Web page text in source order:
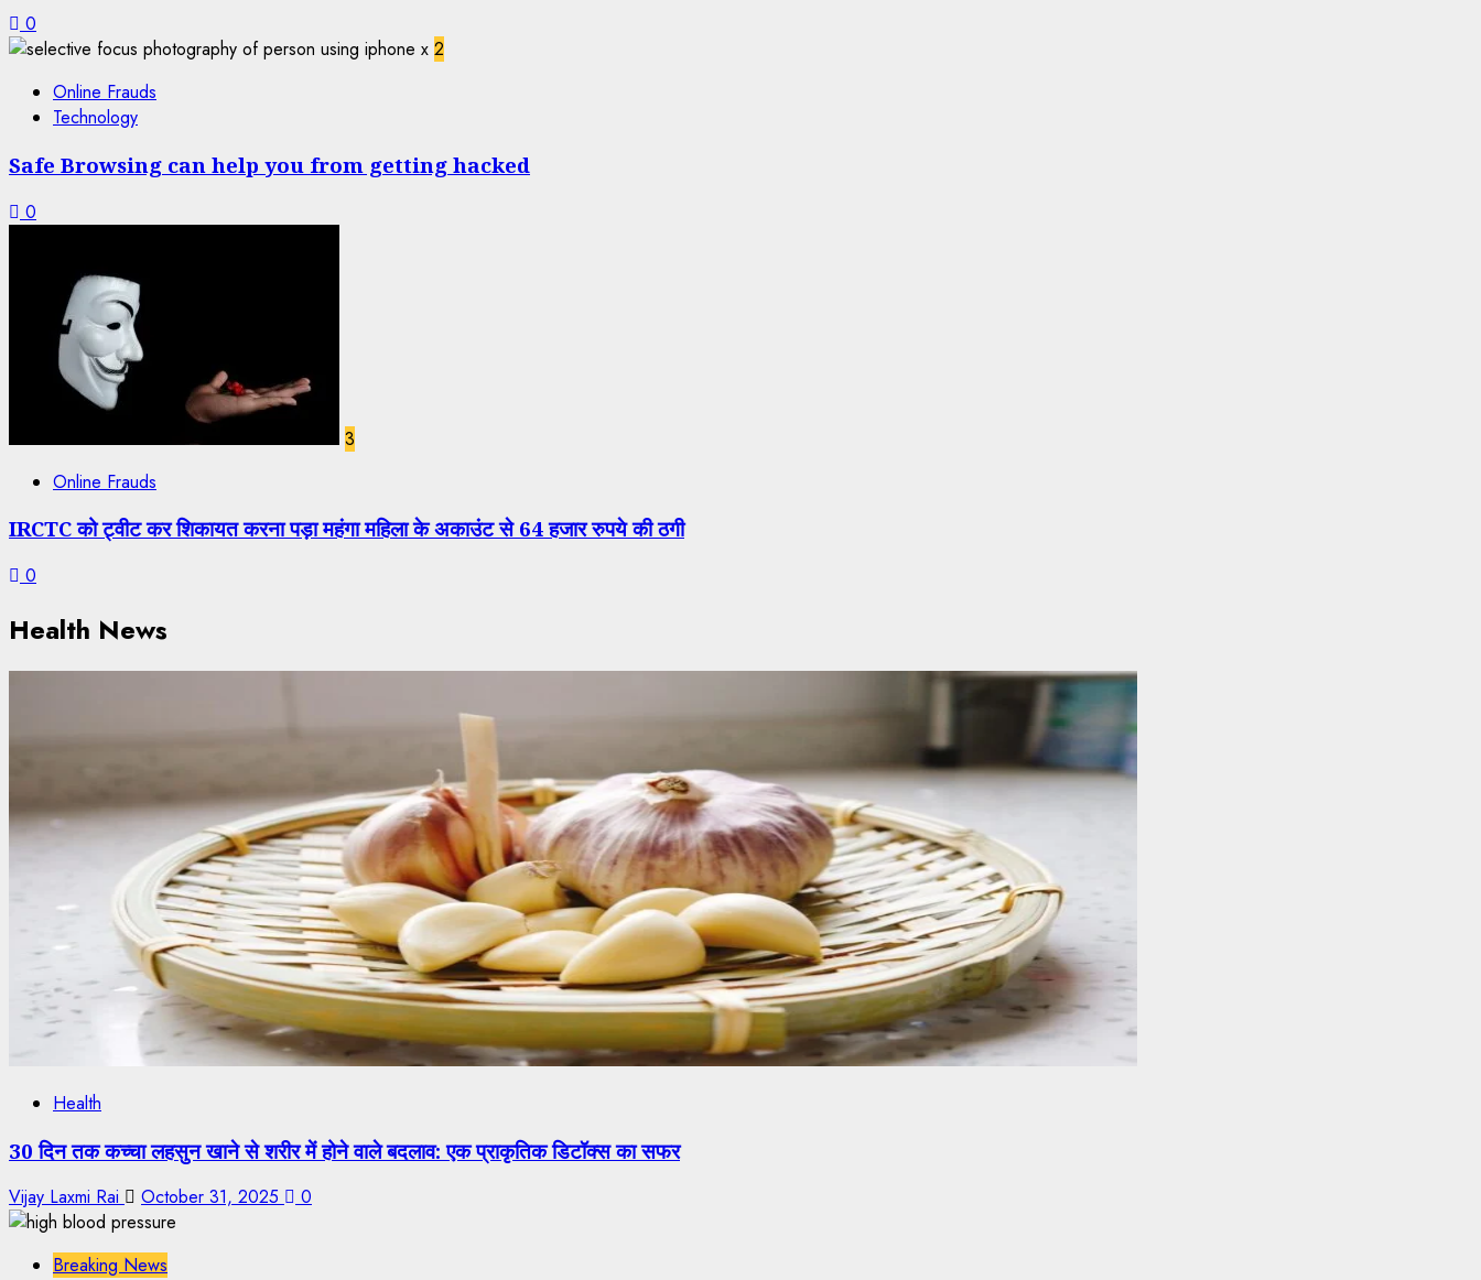
0
2
Online Frauds
Technology
Safe Browsing can help you from getting hacked
0
3
Online Frauds
IRCTC को ट्वीट कर शिकायत करना पड़ा महंगा महिला के अकाउंट से 64 हजार रुपये की ठगी
0
Health News
Health
30 दिन तक कच्चा लहसुन खाने से शरीर में होने वाले बदलाव: एक प्राकृतिक डिटॉक्स का सफर
Vijay Laxmi Rai October 31, 2025 0
Breaking News